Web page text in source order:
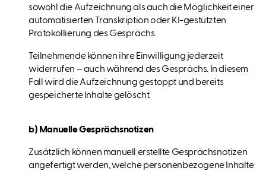
sowohl die Aufzeichnung als auch die Möglichkeit einer
automatisierten Transkription oder KI-gestützten
Protokollierung des Gesprächs.
Teilnehmende können ihre Einwilligung jederzeit
widerrufen – auch während des Gesprächs. In diesem
Fall wird die Aufzeichnung gestoppt und bereits
gespeicherte Inhalte gelöscht.
b) Manuelle Gesprächsnotizen
Zusätzlich können manuell erstellte Gesprächsnotizen
angefertigt werden, welche personenbezogene Inhalte